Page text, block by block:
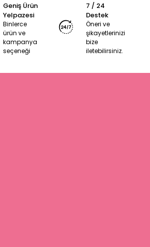
Geniş Ürün
Yelpazesi
Binlerce
ürün ve
kampanya
seçeneği
7 / 24
Destek
Öneri ve
şikayetlerinizi
bize
iletebilirsiniz.